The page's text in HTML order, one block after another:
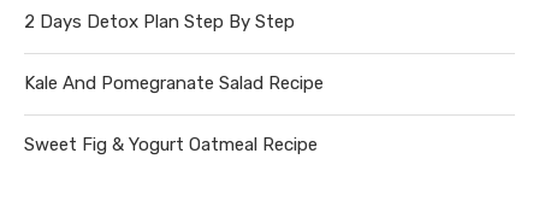
2 Days Detox Plan Step By Step
Kale And Pomegranate Salad Recipe
Sweet Fig & Yogurt Oatmeal Recipe